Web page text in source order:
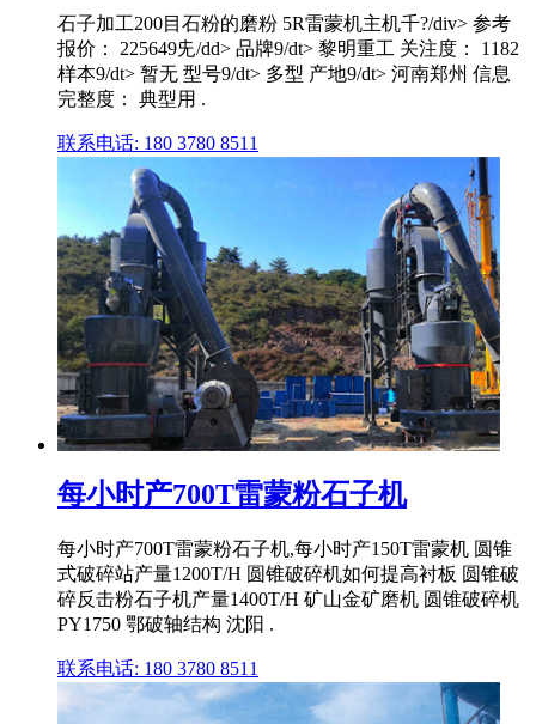
石子加工200目石粉的磨粉 5R雷蒙机主机千?/div> 参考
报价： 225649兂/dd> 品牌9/dt> 黎明重工 关注度： 1182
样本9/dt> 暂无 型号9/dt> 多型 产地9/dt> 河南郑州 信息
完整度： 典型用 .
联系电话: 180 3780 8511
每小时产700T雷蒙粉石子机
每小时产700T雷蒙粉石子机,每小时产150T雷蒙机 圆锥
式破碎站产量1200T/H 圆锥破碎机如何提高衬板 圆锥破
碎反击粉石子机产量1400T/H 矿山金矿磨机 圆锥破碎机
PY1750 鄂破轴结构 沈阳 .
联系电话: 180 3780 8511